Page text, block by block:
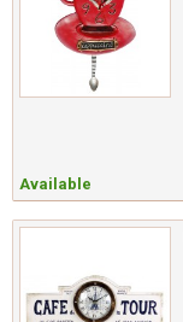
Available